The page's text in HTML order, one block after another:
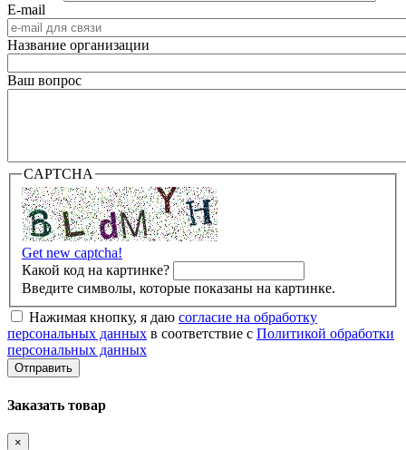
E-mail
Название организации
Ваш вопрос
CAPTCHA
Get new captcha!
Какой код на картинке?
Введите символы, которые показаны на картинке.
Нажимая кнопку, я даю согласие на обработку
персональных данных в соответствие с Политикой обработки
персональных данных
Заказать товар
×